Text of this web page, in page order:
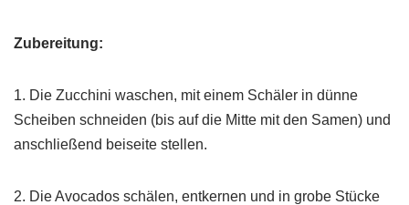
Zubereitung:
1. Die Zucchini waschen, mit einem Schäler in dünne
Scheiben schneiden (bis auf die Mitte mit den Samen) und
anschließend beiseite stellen.
2. Die Avocados schälen, entkernen und in grobe Stücke